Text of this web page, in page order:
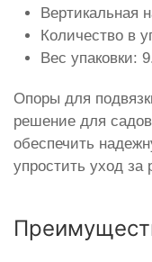
Вертикальная
Количество в
Вес упаковки:
Опоры для
решение для
обеспечить
упростить уход за